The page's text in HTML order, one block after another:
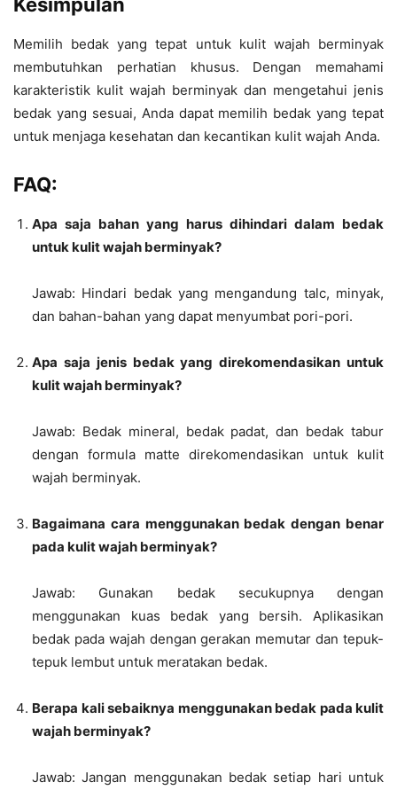
Memilih bedak yang tepat untuk kulit wajah berminyak
membutuhkan perhatian khusus. Dengan memahami
karakteristik kulit wajah berminyak dan mengetahui jenis
bedak yang sesuai, Anda dapat memilih bedak yang tepat
untuk menjaga kesehatan dan kecantikan kulit wajah Anda.
FAQ:
Apa saja bahan yang harus dihindari dalam bedak
untuk kulit wajah berminyak?
Jawab: Hindari bedak yang mengandung talc, minyak,
dan bahan-bahan yang dapat menyumbat pori-pori.
Apa saja jenis bedak yang direkomendasikan untuk
kulit wajah berminyak?
Jawab: Bedak mineral, bedak padat, dan bedak tabur
dengan formula matte direkomendasikan untuk kulit
wajah berminyak.
Bagaimana cara menggunakan bedak dengan benar
pada kulit wajah berminyak?
Jawab: Gunakan bedak secukupnya dengan
menggunakan kuas bedak yang bersih. Aplikasikan
bedak pada wajah dengan gerakan memutar dan tepuk-
tepuk lembut untuk meratakan bedak.
Berapa kali sebaiknya menggunakan bedak pada kulit
wajah berminyak?
Jawab: Jangan menggunakan bedak setiap hari untuk